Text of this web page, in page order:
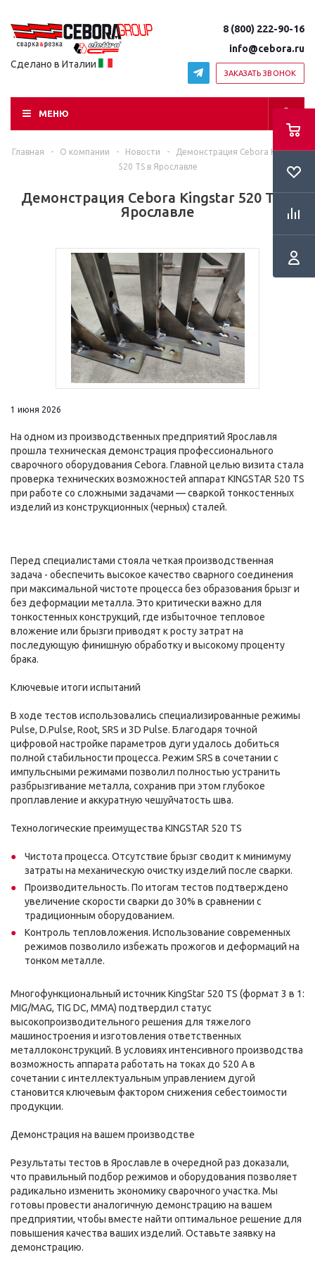
Сделано в Италии
8 (800) 222-90-16
info@cebora.ru
ЗАКАЗАТЬ ЗВОНОК
МЕНЮ
Главная - О компании - Новости -
Демонстрация Cebora Kingstar
520 TS в Ярославле
Демонстрация Cebora Kingstar 520 TS в
Ярославле
1 июня 2026
На одном из производственных предприятий Ярославля
прошла техническая демонстрация профессионального
сварочного оборудования Cebora. Главной целью визита стала
проверка технических возможностей аппарат KINGSTAR 520 TS
при работе со сложными задачами — сваркой тонкостенных
изделий из конструкционных (черных) сталей.
Перед специалистами стояла четкая производственная
задача - обеспечить высокое качество сварного соединения
при максимальной чистоте процесса без образования брызг и
без деформации металла. Это критически важно для
тонкостенных конструкций, где избыточное тепловое
вложение или брызги приводят к росту затрат на
последующую финишную обработку и высокому проценту
брака.
Ключевые итоги испытаний
В ходе тестов использовались специализированные режимы
Pulse, D.Pulse, Root, SRS и 3D Pulse. Благодаря точной
цифровой настройке параметров дуги удалось добиться
полной стабильности процесса. Режим SRS в сочетании с
импульсными режимами позволил полностью устранить
разбрызгивание металла, сохранив при этом глубокое
проплавление и аккуратную чешуйчатость шва.
Технологические преимущества KINGSTAR 520 TS
Чистота процесса. Отсутствие брызг сводит к минимуму
затраты на механическую очистку изделий после сварки.
Производительность. По итогам тестов подтверждено
увеличение скорости сварки до 30% в сравнении с
традиционным оборудованием.
Контроль тепловложения. Использование современных
режимов позволило избежать прожогов и деформаций на
тонком металле.
Многофункциональный источник KingStar 520 TS (формат 3 в 1:
MIG/MAG, TIG DC, MMA) подтвердил статус
высокопроизводительного решения для тяжелого
машиностроения и изготовления ответственных
металлоконструкций. В условиях интенсивного производства
возможность аппарата работать на токах до 520 А в
сочетании с интеллектуальным управлением дугой
становится ключевым фактором снижения себестоимости
продукции.
Демонстрация на вашем производстве
Результаты тестов в Ярославле в очередной раз доказали,
что правильный подбор режимов и оборудования позволяет
радикально изменить экономику сварочного участка. Мы
готовы провести аналогичную демонстрацию на вашем
предприятии, чтобы вместе найти оптимальное решение для
повышения качества ваших изделий. Оставьте заявку на
демонстрацию.